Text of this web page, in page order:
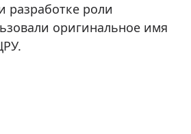
разработке роли
оригинальное имя